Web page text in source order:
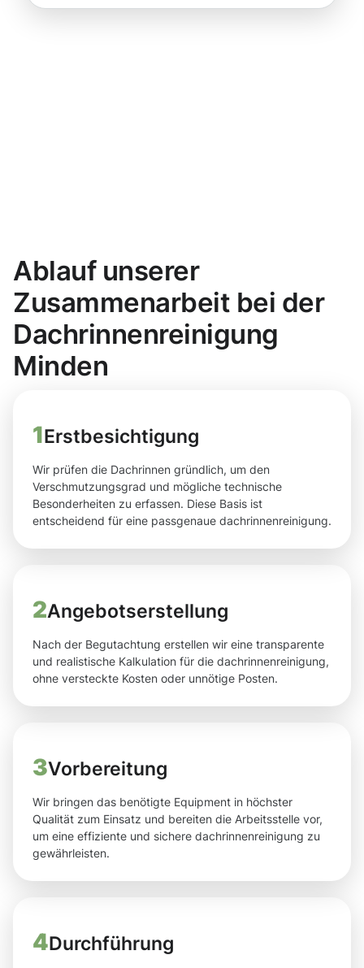
Ablauf unserer
Zusammenarbeit bei der
Dachrinnenreinigung
Minden
1Erstbesichtigung
Wir prüfen die Dachrinnen gründlich, um den
Verschmutzungsgrad und mögliche technische
Besonderheiten zu erfassen. Diese Basis ist
entscheidend für eine passgenaue dachrinnenreinigung.
2Angebotserstellung
Nach der Begutachtung erstellen wir eine transparente
und realistische Kalkulation für die dachrinnenreinigung,
ohne versteckte Kosten oder unnötige Posten.
3Vorbereitung
Wir bringen das benötigte Equipment in höchster
Qualität zum Einsatz und bereiten die Arbeitsstelle vor,
um eine effiziente und sichere dachrinnenreinigung zu
gewährleisten.
4Durchführung